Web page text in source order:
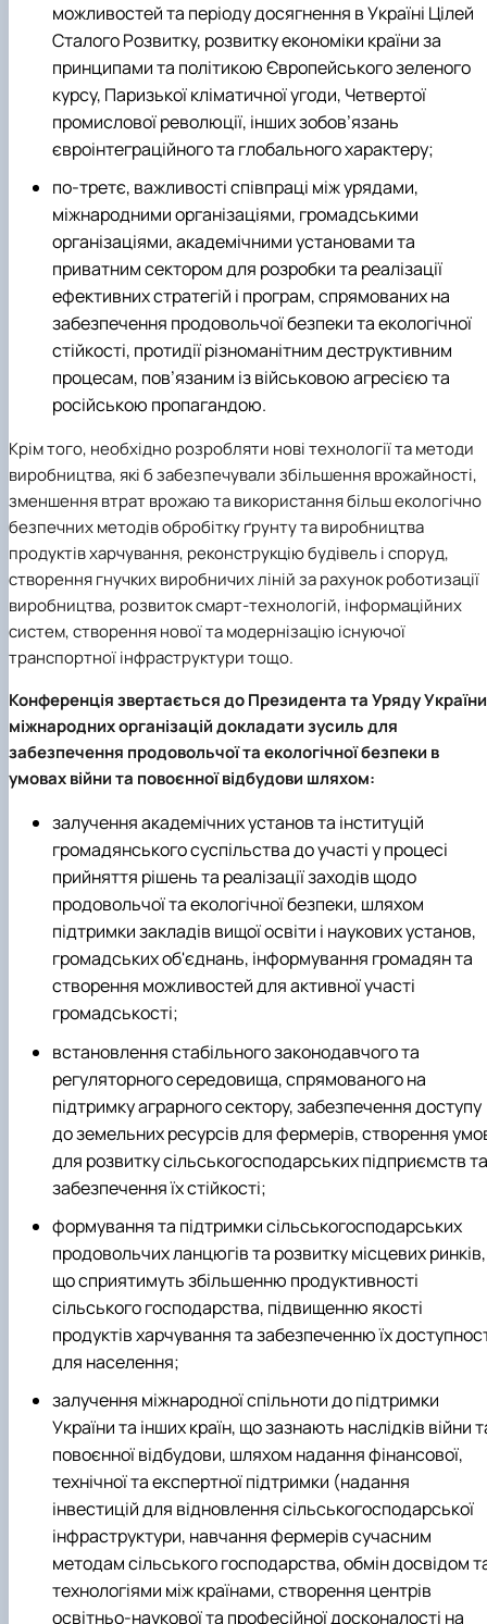
можливостей та періоду досягнення в Україні Цілей
Сталого Розвитку, розвитку економіки країни за
принципами та політикою Європейського зеленого
курсу, Паризької кліматичної угоди, Четвертої
промислової революції, інших зобов’язань
євроінтеграційного та глобального характеру;
по-третє, важливості співпраці між урядами,
міжнародними організаціями, громадськими
організаціями, академічними установами та
приватним сектором для розробки та реалізації
ефективних стратегій і програм, спрямованих на
забезпечення продовольчої безпеки та екологічної
стійкості, протидії різноманітним деструктивним
процесам, пов’язаним із військовою агресією та
російською пропагандою.
Крім того, необхідно розробляти нові технології та методи
виробництва, які б забезпечували збільшення врожайності,
зменшення втрат врожаю та використання більш екологічно
безпечних методів обробітку ґрунту та виробництва
продуктів харчування, реконструкцію будівель і споруд,
створення гнучких виробничих ліній за рахунок роботизації
виробництва, розвиток смарт-технологій, інформаційних
систем, створення нової та модернізацію існуючої
транспортної інфраструктури тощо.
Конференція звертається до Президента та Уряду
міжнародних організацій докладати зусиль для
забезпечення продовольчої та екологічної безпеки в
умовах війни та повоєнної відбудови шляхом:
залучення академічних установ та інституцій
громадянського суспільства до участі у процесі
прийняття рішень та реалізації заходів щодо
продовольчої та екологічної безпеки, шляхом
підтримки закладів вищої освіти і наукових установ,
громадських об'єднань, інформування громадян та
створення можливостей для активної участі
громадськості;
встановлення стабільного законодавчого та
регуляторного середовища, спрямованого на
підтримку аграрного сектору, забезпечення доступу
до земельних ресурсів для фермерів, створення
для розвитку сільськогосподарських підприємств та
забезпечення їх стійкості;
формування та підтримки сільськогосподарських
продовольчих ланцюгів та розвитку місцевих ринків,
що сприятимуть збільшенню продуктивності
сільського господарства, підвищенню якості
продуктів харчування та забезпеченню їх
для населення;
залучення міжнародної спільноти до підтримки
України та інших країн, що зазнають наслідків війни
повоєнної відбудови, шляхом надання фінансової,
технічної та експертної підтримки (надання
інвестицій для відновлення сільськогосподарської
інфраструктури, навчання фермерів сучасним
методам сільського господарства, обмін досвідом
технологіями між країнами, створення центрів
освітньо-наукової та професійної досконалості на